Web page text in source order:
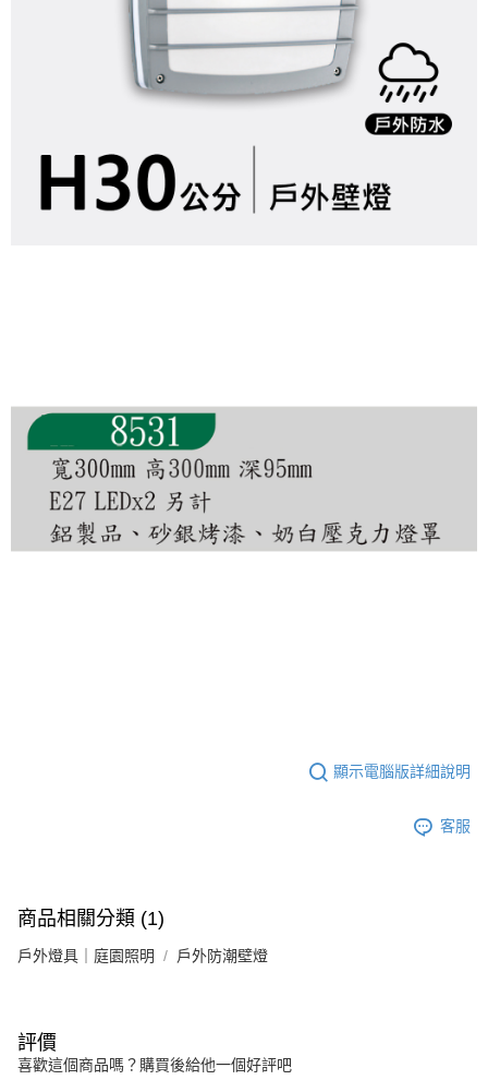
顯示電腦版詳細說明
客服
商品相關分類 (1)
戶外燈具｜庭園照明 戶外防潮壁燈
評價
喜歡這個商品嗎？購買後給他一個好評吧